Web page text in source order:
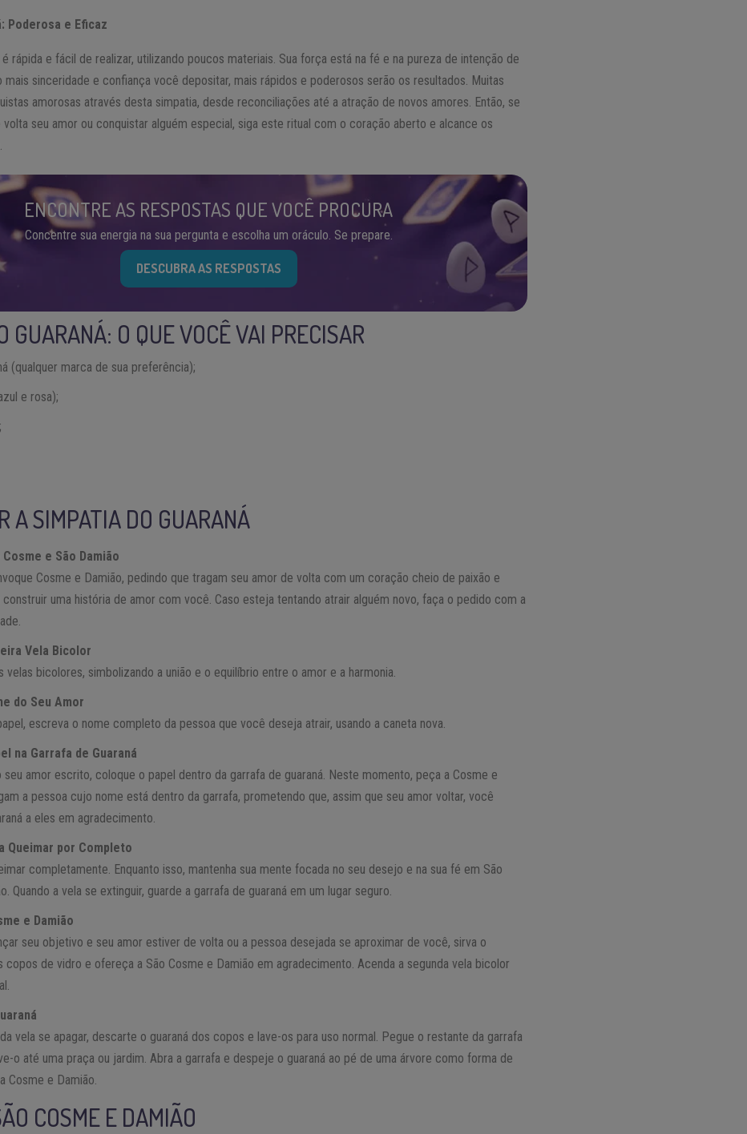
Poderosa e Eficaz
rápida e fácil de realizar, utilizando poucos materiais. Sua força está na fé e na pureza de intenção de
mais sinceridade e confiança você depositar, mais rápidos e poderosos serão os resultados. Muitas
amorosas através desta simpatia, desde reconciliações até a atração de novos amores. Então, se
seu amor ou conquistar alguém especial, siga este ritual com o coração aberto e alcance os
ENCONTRE AS RESPOSTAS QUE VOCÊ PROCURA
Concentre sua energia na sua pergunta e escolha um oráculo. Se prepare.
DESCUBRA AS RESPOSTAS
GUARANÁ: O QUE VOCÊ VAI PRECISAR
(qualquer marca de sua preferência);
e rosa);
A SIMPATIA DO GUARANÁ
e São Damião
Cosme e Damião, pedindo que tragam seu amor de volta com um coração cheio de paixão e
construir uma história de amor com você. Caso esteja tentando atrair alguém novo, faça o pedido com a
Vela Bicolor
velas bicolores, simbolizando a união e o equilíbrio entre o amor e a harmonia.
do Seu Amor
escreva o nome completo da pessoa que você deseja atrair, usando a caneta nova.
na Garrafa de Guaraná
seu amor escrito, coloque o papel dentro da garrafa de guaraná. Neste momento, peça a Cosme e
a pessoa cujo nome está dentro da garrafa, prometendo que, assim que seu amor voltar, você
a eles em agradecimento.
Queimar por Completo
completamente. Enquanto isso, mantenha sua mente focada no seu desejo e na sua fé em São
Quando a vela se extinguir, guarde a garrafa de guaraná em um lugar seguro.
e Damião
seu objetivo e seu amor estiver de volta ou a pessoa desejada se aproximar de você, sirva o
copos de vidro e ofereça a São Cosme e Damião em agradecimento. Acenda a segunda vela bicolor
vela se apagar, descarte o guaraná dos copos e lave-os para uso normal. Pegue o restante da garrafa
o até uma praça ou jardim. Abra a garrafa e despeje o guaraná ao pé de uma árvore como forma de
Cosme e Damião.
COSME E DAMIÃO